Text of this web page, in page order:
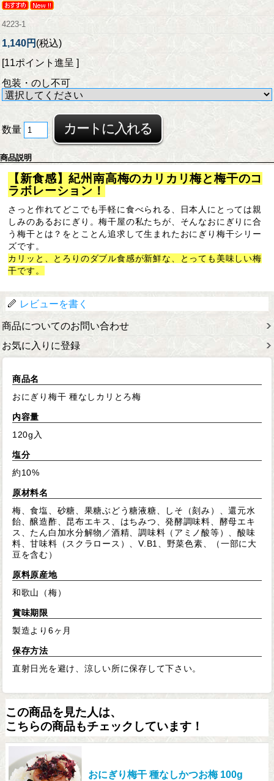
4223-1
1,140円 (税込)
[11ポイント進呈 ]
包装・のし不可
数量
商品説明
【新食感】紀州南高梅のカリカリ梅と梅干のコ
ラボレーション！
さっと作れてどこでも手軽に食べられる、日本人にとっては親
しみのあるおにぎり。梅干屋の私たちが、そんなおにぎりに合
う梅干とは？をとことん追求して生まれたおにぎり梅干シリー
ズです。
カリッと、とろりのダブル食感が新鮮な、とっても美味しい梅
干です。
レビューを書く
商品についてのお問い合わせ
お気に入りに登録
商品名
おにぎり梅干 種なしカリとろ梅
内容量
120g入
塩分
約10%
原材料名
梅、食塩、砂糖、果糖ぶどう糖液糖、しそ（刻み）、還元水
飴、醸造酢、昆布エキス、はちみつ、発酵調味料、酵母エキ
ス、たん白加水分解物／酒精、調味料（アミノ酸等）、酸味
料、甘味料（スクラロース）、V.B1、野菜色素、（一部に大
豆を含む）
原料原産地
和歌山（梅）
賞味期限
製造より6ヶ月
保存方法
直射日光を避け、涼しい所に保存して下さい。
この商品を見た人は、
こちらの商品もチェックしています！
おにぎり梅干 種なしかつお梅 100g